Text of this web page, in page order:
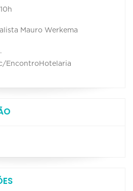
Mauro Werkema
EncontroHotelaria